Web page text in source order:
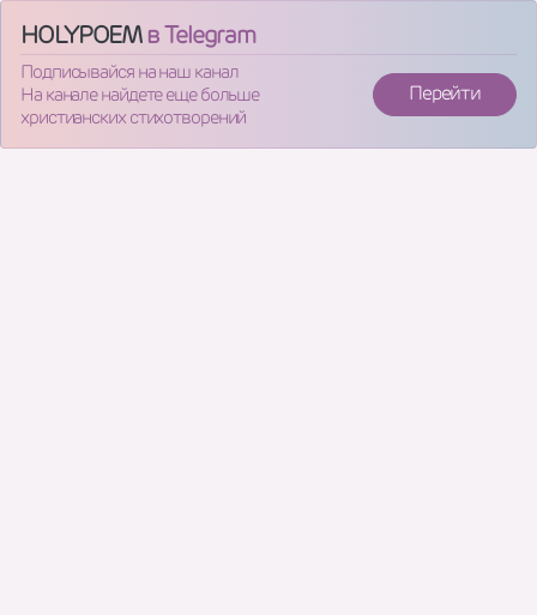
HOLYPOEMв Telegram
Подписывайся на наш канал
На канале найдете еще больше
христианских стихотворений
Перейти